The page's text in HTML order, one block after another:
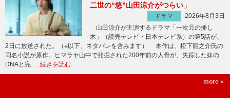
二世の“悠”山田涼介がつらい」
ドラマ
2026年8月3日
山田涼介が主演するドラマ「一次元の挿し
木」（読売テレビ・日本テレビ系）の第5話が、
2日に放送された。（※以下、ネタバレを含みます） 本作は、松下龍之介氏の
同名小説が原作。ヒマラヤ山中で発掘された200年前の人骨が、失踪した妹の
DNAと完 … 続きを読む
more »